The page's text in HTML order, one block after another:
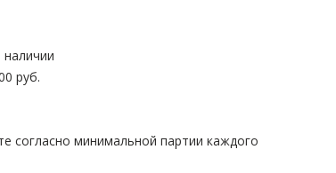
руб.
согласно минимальной партии каждого